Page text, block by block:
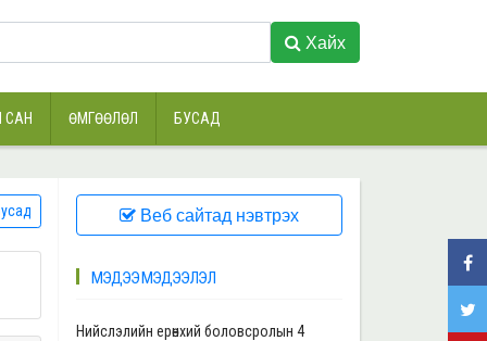
Хайх
САН ӨМГӨӨЛӨЛ БУСАД
Веб сайтад нэвтрэх
МЭДЭЭ МЭДЭЭЛЭЛ
Нийслэлийн ерөнхий боловсролын 4